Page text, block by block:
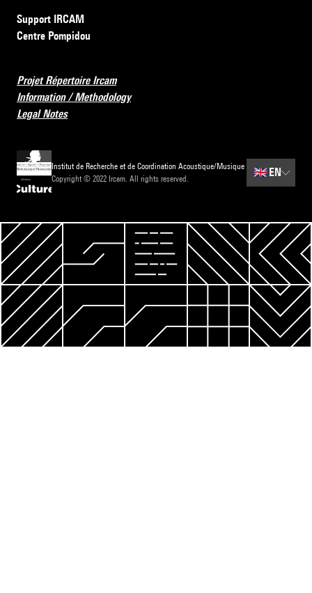
Support IRCAM
Centre Pompidou
Projet Répertoire Ircam
Information / Methodology
Legal Notes
Institut de Recherche et de Coordination Acoustique/Musique
Copyright © 2022 Ircam. All rights reserved.
🇬🇧 EN